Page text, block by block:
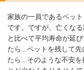
家族の一員であるペッ
です。ですが、亡くな
と比べて平均寿命が延
たら...ペットを残して
たら...そのような不安